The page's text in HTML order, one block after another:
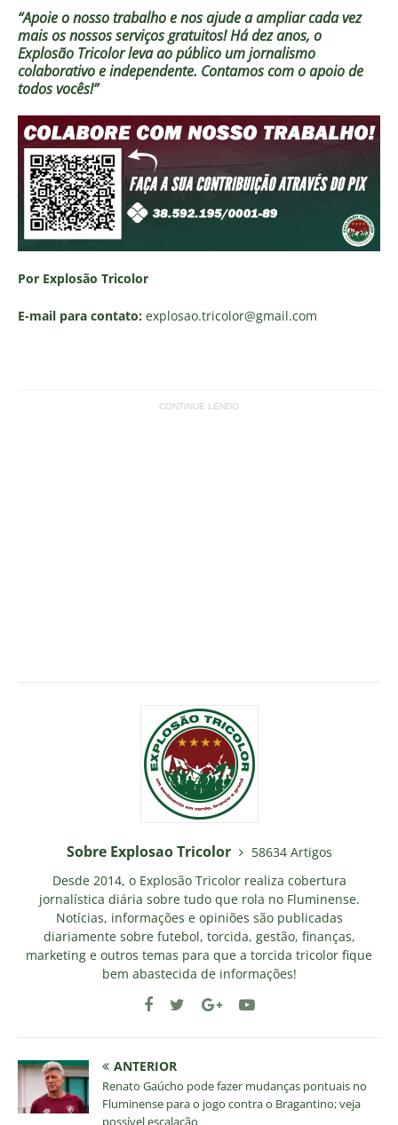
“Apoie o nosso trabalho e nos ajude a ampliar cada vez
mais os nossos serviços gratuitos!Há dez anos, o
Explosão Tricolor leva ao público um jornalismo
colaborativo e independente. Contamos com o apoio de
todos vocês!”
Por Explosão Tricolor
E-mail para contato: explosao.tricolor@gmail.com
CONTINUE LENDO
Sobre Explosao Tricolor
58634 Artigos
Desde 2014, o Explosão Tricolor realiza cobertura
jornalística diária sobre tudo que rola no Fluminense.
Notícias, informações e opiniões são publicadas
diariamente sobre futebol, torcida, gestão, finanças,
marketing e outros temas para que a torcida tricolor fique
bem abastecida de informações!
ANTERIOR
Renato Gaúcho pode fazer mudanças pontuais no
Fluminense para o jogo contra o Bragantino; veja
possível escalação